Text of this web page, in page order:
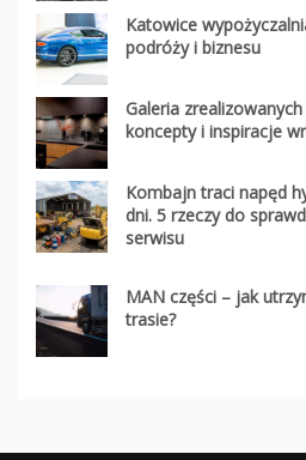
Katowice
podróży i biznesu
Galeria
koncepty i inspiracje
Kombajn traci napęd
dni. 5 rzeczy do
serwisu
MAN części – jak
trasie?